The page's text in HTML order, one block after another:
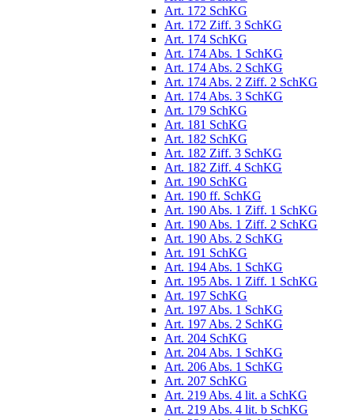
Art. 172 SchKG
Art. 172 Ziff. 3 SchKG
Art. 174 SchKG
Art. 174 Abs. 1 SchKG
Art. 174 Abs. 2 SchKG
Art. 174 Abs. 2 Ziff. 2 SchKG
Art. 174 Abs. 3 SchKG
Art. 179 SchKG
Art. 181 SchKG
Art. 182 SchKG
Art. 182 Ziff. 3 SchKG
Art. 182 Ziff. 4 SchKG
Art. 190 SchKG
Art. 190 ff. SchKG
Art. 190 Abs. 1 Ziff. 1 SchKG
Art. 190 Abs. 1 Ziff. 2 SchKG
Art. 190 Abs. 2 SchKG
Art. 191 SchKG
Art. 194 Abs. 1 SchKG
Art. 195 Abs. 1 Ziff. 1 SchKG
Art. 197 SchKG
Art. 197 Abs. 1 SchKG
Art. 197 Abs. 2 SchKG
Art. 204 SchKG
Art. 204 Abs. 1 SchKG
Art. 206 Abs. 1 SchKG
Art. 207 SchKG
Art. 219 Abs. 4 lit. a SchKG
Art. 219 Abs. 4 lit. b SchKG